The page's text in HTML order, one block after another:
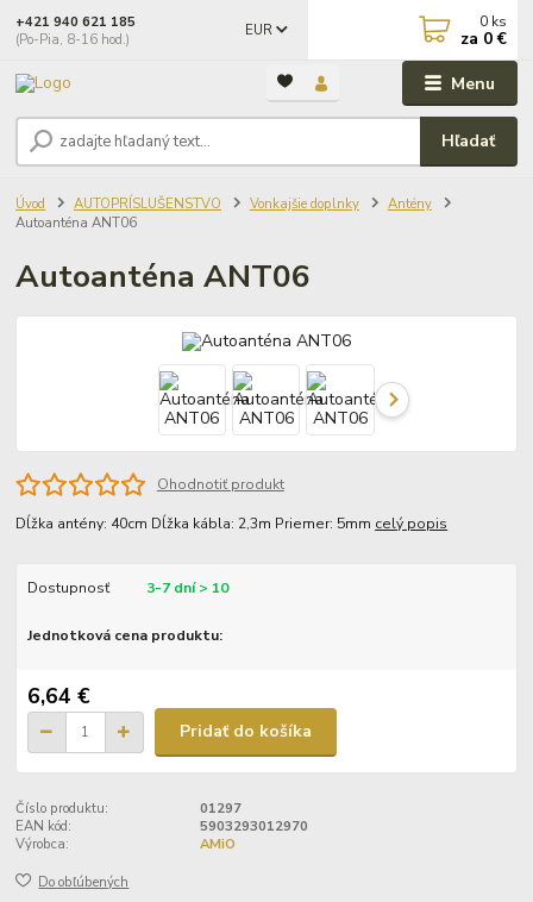
Menu
EUR
Hľadať
+421 940 621 185
(Po-Pia, 8-16 hod.)
0 ks
za 0 €
Úvod AUTOPRÍSLUŠENSTVO Vonkajšie doplnky
Antény
Autoanténa ANT06
Autoanténa ANT06
Ohodnotiť produkt
Dĺžka antény: 40cm Dĺžka kábla: 2,3m Priemer: 5mm celý popis
Dostupnosť 3-7 dní > 10
Jednotková cena produktu:
6,64 €
Pridať do košíka
Číslo produktu:
01297
EAN kód:
5903293012970
Výrobca:
AMiO
Do obľúbených